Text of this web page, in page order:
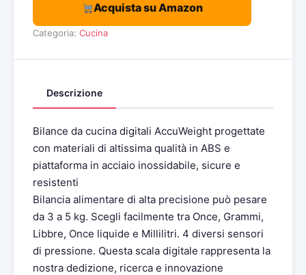
Acquista su Amazon
Categoria: Cucina
Descrizione
Bilance da cucina digitali AccuWeight progettate
con materiali di altissima qualità in ABS e
piattaforma in acciaio inossidabile, sicure e
resistenti
Bilancia alimentare di alta precisione può pesare
da 3 a 5 kg. Scegli facilmente tra Once, Grammi,
Libbre, Once liquide e Millilitri. 4 diversi sensori
di pressione. Questa scala digitale rappresenta la
nostra dedizione, ricerca e innovazione